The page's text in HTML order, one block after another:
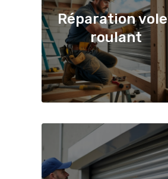
Réparation
roulant